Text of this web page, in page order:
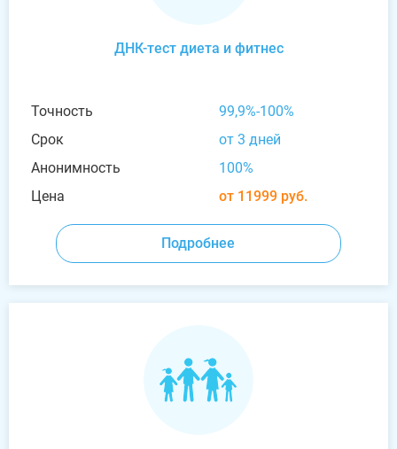
ДНК-тест диета и фитнес
Точность
99,9%-100%
Срок
от 3 дней
Анонимность
100%
Цена
от 11999 руб.
Подробнее